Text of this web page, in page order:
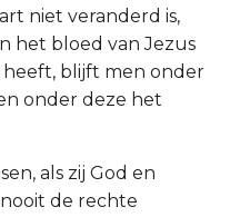
niet veranderd is,
het bloed van Jezus
blijft men onder
onder deze het
als zij God en
de rechte